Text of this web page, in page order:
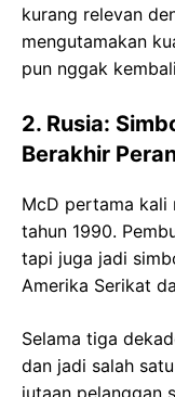
kurang relevan
mengutamakan
pun nggak
2. Rusia:
Berakhir
McD pertama kali
tahun 1990.
tapi juga jadi
Amerika Serikat
Selama tiga
dan jadi salah